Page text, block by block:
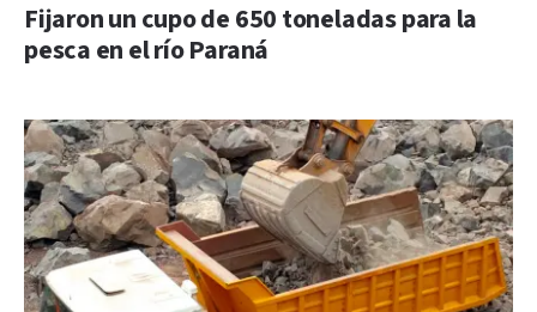
Fijaron un cupo de 650 toneladas para la
pesca en el río Paraná